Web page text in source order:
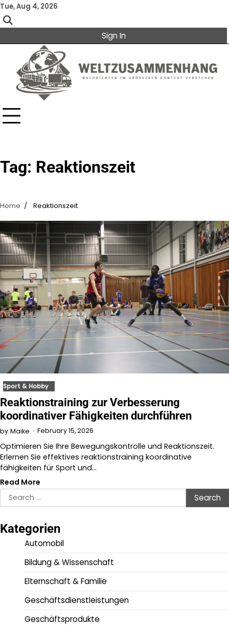
Skip
to
content
Tue, Aug 4, 2026
Sign In
Tag: Reaktionszeit
Home Reaktionszeit
Sport & Hobby
Reaktionstraining zur Verbesserung
koordinativer Fähigkeiten durchführen
by Maike February 15, 2026
Optimieren Sie Ihre Bewegungskontrolle und Reaktionszeit.
Erlernen Sie effektives reaktionstraining koordinative
fähigkeiten für Sport und…
Read More
Search
for:
Kategorien
Automobil
Bildung & Wissenschaft
Elternschaft & Familie
Geschäftsdienstleistungen
Geschäftsprodukte